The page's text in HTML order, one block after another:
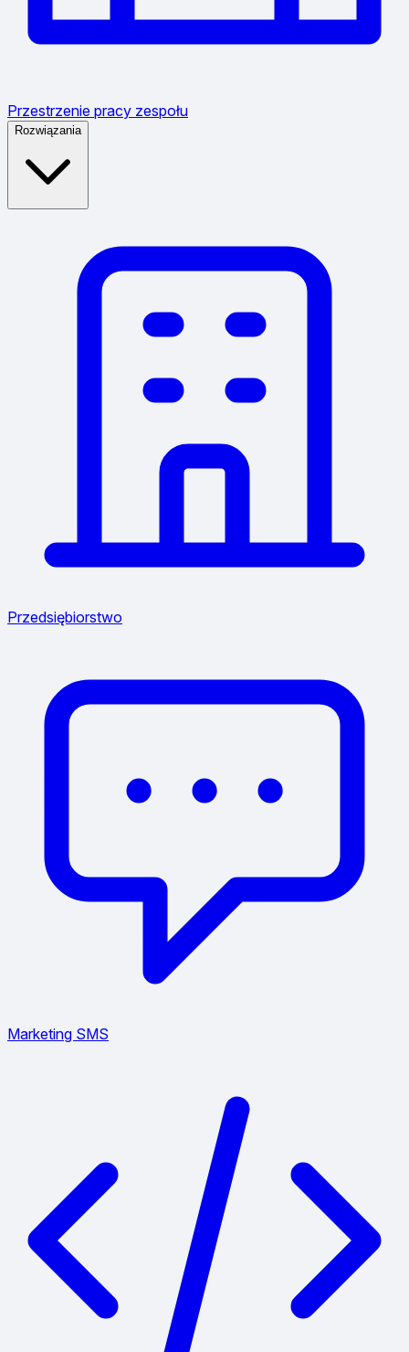
Przestrzenie pracy zespołu
Rozwiązania
Przedsiębiorstwo
Marketing SMS